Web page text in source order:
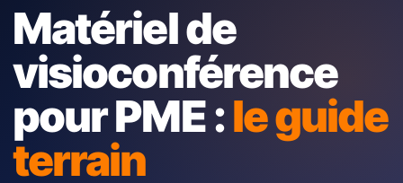
Matériel de
visioconférence
pour PME :le guide
terrain